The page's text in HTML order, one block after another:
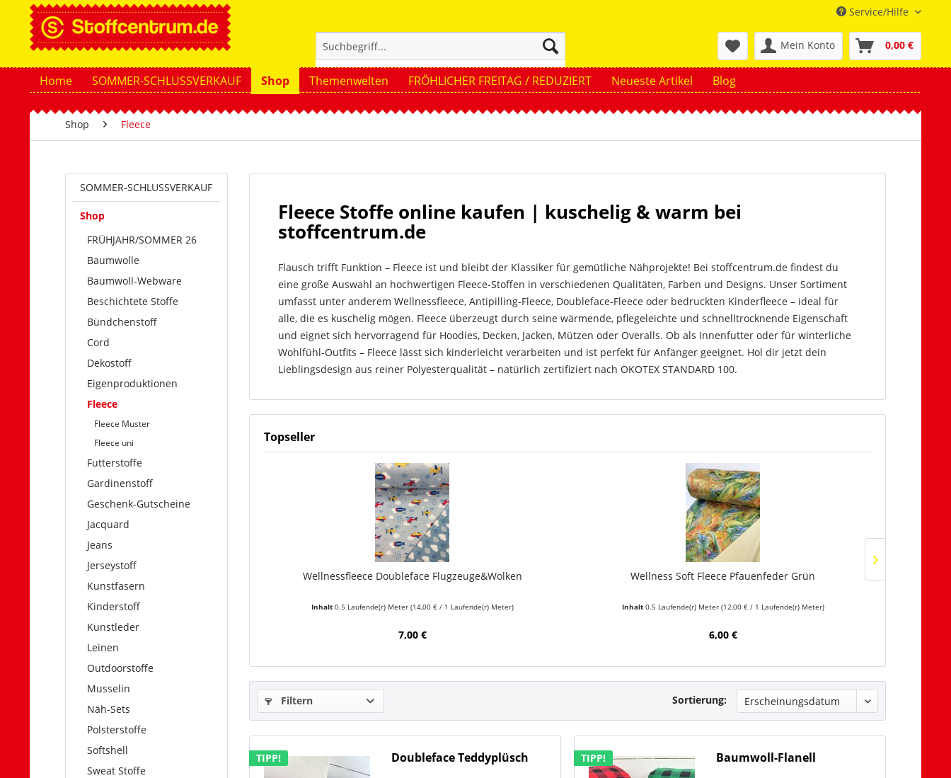
Service/Hilfe
Mein Konto 0,00 €
Home SOMMER-SCHLUSSVERKAUF Shop Themenwelten FRÖHLICHER FREITAG / REDUZIERT Neueste Artikel Blog
Shop Fleece
SOMMER-SCHLUSSVERKAUF
Shop
FRÜHJAHR/SOMMER 26
Baumwolle
Baumwoll-Webware
Beschichtete Stoffe
Bündchenstoff
Cord
Dekostoff
Eigenproduktionen
Fleece
Fleece Muster
Fleece uni
Futterstoffe
Gardinenstoff
Geschenk-Gutscheine
Jacquard
Jeans
Jerseystoff
Kunstfasern
Kinderstoff
Kunstleder
Leinen
Outdoorstoffe
Musselin
Näh-Sets
Polsterstoffe
Softshell
Sweat Stoffe
Fleece Stoffe online kaufen | kuschelig & warm bei
stoffcentrum.de
Flausch trifft Funktion – Fleece ist und bleibt der Klassiker für gemütliche Nähprojekte! Bei stoffcentrum.de findest du
eine große Auswahl an hochwertigen Fleece-Stoffen in verschiedenen Qualitäten, Farben und Designs. Unser Sortiment
umfasst unter anderem Wellnessfleece, Antipilling-Fleece, Doubleface-Fleece oder bedruckten Kinderfleece – ideal für
alle, die es kuschelig mögen. Fleece überzeugt durch seine wärmende, pflegeleichte und schnelltrocknende Eigenschaft
und eignet sich hervorragend für Hoodies, Decken, Jacken, Mützen oder Overalls. Ob als Innenfutter oder für winterliche
Wohlfühl-Outfits – Fleece lässt sich kinderleicht verarbeiten und ist perfekt für Anfänger geeignet. Hol dir jetzt dein
Lieblingsdesign aus reiner Polyesterqualität – natürlich zertifiziert nach ÖKOTEX STANDARD 100.
Topseller
Wellnessfleece Doubleface Flugzeuge&Wolken
Inhalt 0.5 Laufende(r) Meter (14,00 € / 1 Laufende(r) Meter)
7,00 €
Wellness Soft Fleece Pfauenfeder Grün
Inhalt 0.5 Laufende(r) Meter (12,00 € / 1 Laufende(r) Meter)
6,00 €
Filtern Sortierung:
TIPP! Doubleface Teddyplüsch TIPP! Baumwoll-Flanell